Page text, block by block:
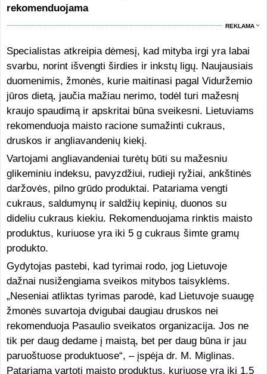
rekomenduojama
REKLAMA
Specialistas atkreipia dėmesį, kad mityba irgi yra labai
svarbu, norint išvengti širdies ir inkstų ligų. Naujausiais
duomenimis, žmonės, kurie maitinasi pagal Viduržemio
jūros dietą, jaučia mažiau nerimo, todėl turi mažesnį
kraujo spaudimą ir apskritai būna sveikesni. Lietuviams
rekomenduoja maisto racione sumažinti cukraus,
druskos ir angliavandenių kiekį.
Vartojami angliavandeniai turėtų būti su mažesniu
glikeminiu indeksu, pavyzdžiui, rudieji ryžiai, ankštinės
daržovės, pilno grūdo produktai. Patariama vengti
cukraus, saldumynų ir saldžių kepinių, duonos su
dideliu cukraus kiekiu. Rekomenduojama rinktis maisto
produktus, kuriuose yra iki 5 g cukraus šimte gramų
produkto.
Gydytojas pastebi, kad tyrimai rodo, jog Lietuvoje
dažnai nusižengiama sveikos mitybos taisyklėms.
„Neseniai atliktas tyrimas parodė, kad Lietuvoje suaugę
žmonės suvartoja dvigubai daugiau druskos nei
rekomenduoja Pasaulio sveikatos organizacija. Jos ne
tik per daug dedame į maistą, bet per daug būna ir jau
paruoštuose produktuose“, – įspėja dr. M. Miglinas.
Patariama vartoti maisto produktus, kuriuose yra iki 1,5